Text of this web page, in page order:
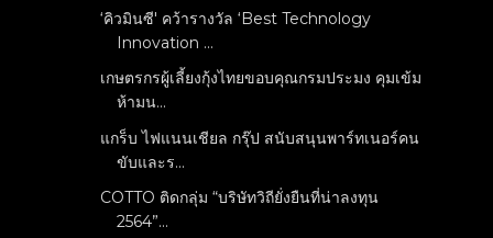
‘คิวมินซี' คว้ารางวัล ‘Best Technology
Innovation ...
เกษตรกรผู้เลี้ยงกุ้งไทยขอบคุณกรมประมง คุมเข้ม
ห้ามน...
แกร็บ ไฟแนนเชียล กรุ๊ป สนับสนุนพาร์ทเนอร์คน
ขับและร...
COTTO ติดกลุ่ม “บริษัทวิถียั่งยืนที่น่าลงทุน
2564”...